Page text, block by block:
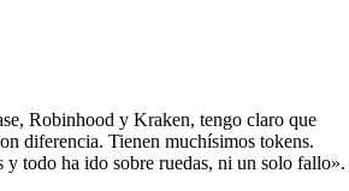
Robinhood y Kraken, tengo claro que
diferencia. Tienen muchísimos tokens.
todo ha ido sobre ruedas, ni un solo fallo».